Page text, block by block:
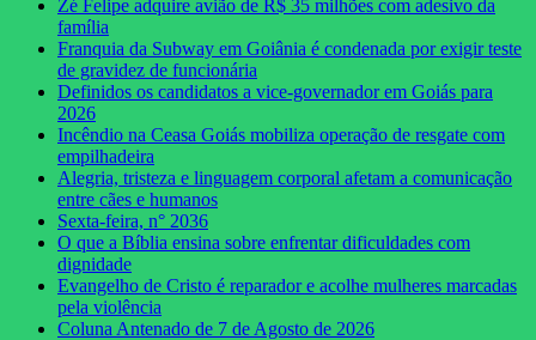
Zé Felipe adquire avião de R$ 35 milhões com adesivo da
família
Franquia da Subway em Goiânia é condenada por exigir teste
de gravidez de funcionária
Definidos os candidatos a vice-governador em Goiás para
2026
Incêndio na Ceasa Goiás mobiliza operação de resgate com
empilhadeira
Alegria, tristeza e linguagem corporal afetam a comunicação
entre cães e humanos
Sexta-feira, n° 2036
O que a Bíblia ensina sobre enfrentar dificuldades com
dignidade
Evangelho de Cristo é reparador e acolhe mulheres marcadas
pela violência
Coluna Antenado de 7 de Agosto de 2026